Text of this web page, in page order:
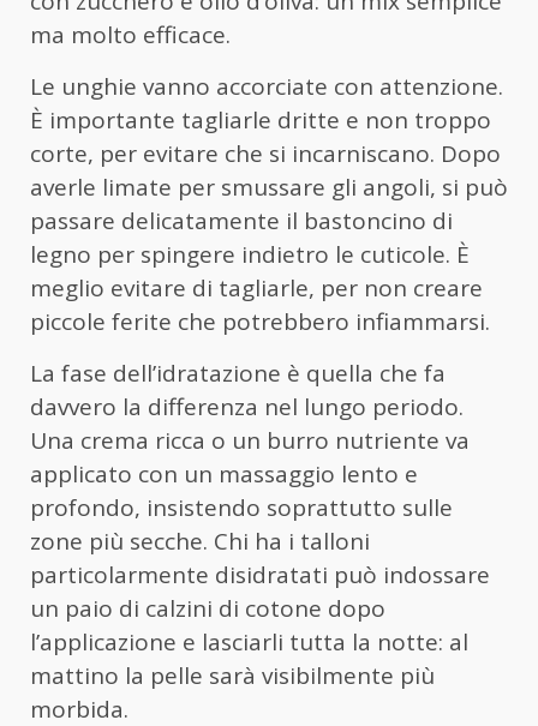
ma molto efficace.
Le unghie vanno accorciate con attenzione.
È importante tagliarle dritte e non troppo
corte, per evitare che si incarniscano. Dopo
averle limate per smussare gli angoli, si può
passare delicatamente il bastoncino di
legno per spingere indietro le cuticole. È
meglio evitare di tagliarle, per non creare
piccole ferite che potrebbero infiammarsi.
La fase dell’idratazione è quella che fa
davvero la differenza nel lungo periodo.
Una crema ricca o un burro nutriente va
applicato con un massaggio lento e
profondo, insistendo soprattutto sulle
zone più secche. Chi ha i talloni
particolarmente disidratati può indossare
un paio di calzini di cotone dopo
l’applicazione e lasciarli tutta la notte: al
mattino la pelle sarà visibilmente più
morbida.